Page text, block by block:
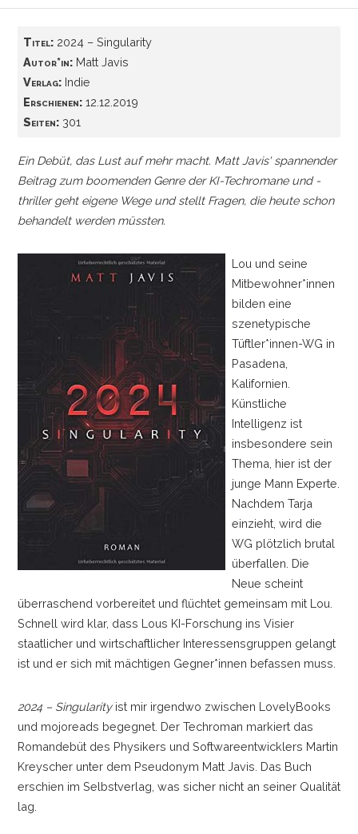
Titel:2024 – Singularity
Autor*in:Matt Javis
Verlag:Indie
Erschienen:12.12.2019
Seiten:301
Ein Debüt, das Lust auf mehr macht. Matt Javis' spannender
Beitrag zum boomenden Genre der KI-Techromane und -
thriller geht eigene Wege und stellt Fragen, die heute schon
behandelt werden müssten.
Lou und seine
Mitbewohner*innen
bilden eine
szenetypische
Tüftler*innen-WG in
Pasadena,
Kalifornien.
Künstliche
Intelligenz ist
insbesondere sein
Thema, hier ist der
junge Mann Experte.
Nachdem Tarja
einzieht, wird die
WG plötzlich brutal
überfallen. Die
Neue scheint
überraschend vorbereitet und flüchtet gemeinsam mit Lou.
Schnell wird klar, dass Lous KI-Forschung ins Visier
staatlicher und wirtschaftlicher Interessensgruppen gelangt
ist und er sich mit mächtigen Gegner*innen befassen muss.
2024 –Singularityist mir irgendwo zwischen LovelyBooks
und mojoreads begegnet. Der Techroman markiert das
Romandebüt des Physikers und Softwareentwicklers Martin
Kreyscher unter dem Pseudonym Matt Javis. Das Buch
erschien im Selbstverlag, was sicher nicht an seiner Qualität
lag.